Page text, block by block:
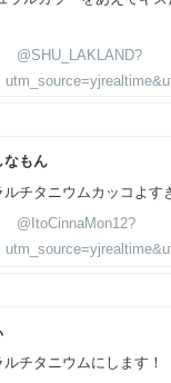
@SHU_LAKLAND?
なもん
ルチタニウムカッコよす
@ItoCinnaMon12?
チタニウムにします！